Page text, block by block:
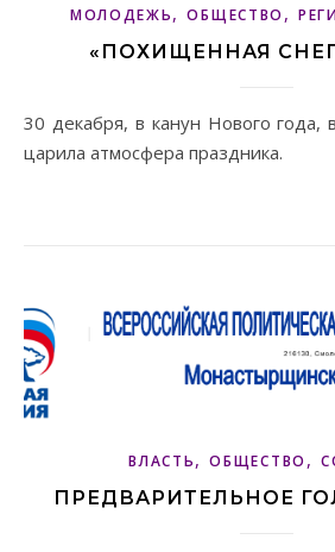
МОЛОДЕЖЬ,ОБЩЕСТВО ,
«ПОХИЩЕННАЯ
30 декабря, в канун Нового года, в Крапивенском СДК
царила атмосфера праздника.
ВЛАСТЬ,ОБЩЕСТВО ,
ПРЕДВАРИТЕЛЬНОЕ